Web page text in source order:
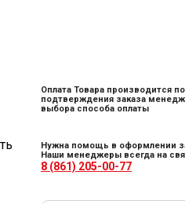
Оплата Товара производится
подтверждения заказа
выбора способа оплаты
Нужна помощь в оформлении
Наши менеджеры всегда на
8 (861) 205-00-77